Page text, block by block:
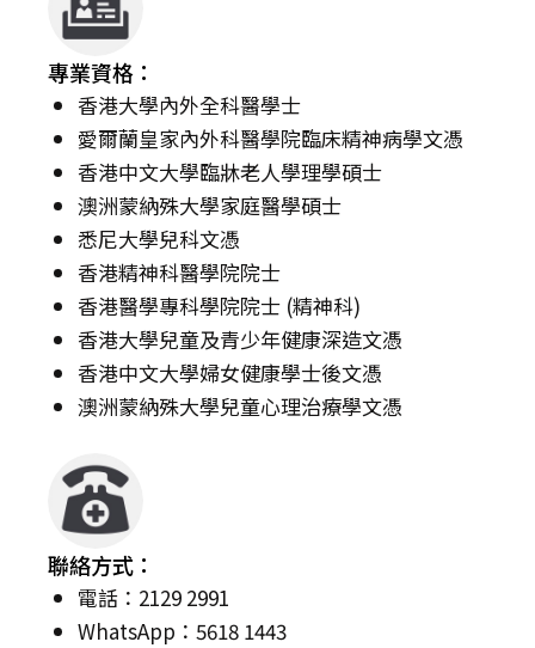
專業資格：
香港大學內外全科醫學士
愛爾蘭皇家內外科醫學院臨床精神病學文憑
香港中文大學臨牀老人學理學碩士
澳洲蒙納殊大學家庭醫學碩士
悉尼大學兒科文憑
香港精神科醫學院院士
香港醫學專科學院院士 (精神科)
香港大學兒童及青少年健康深造文憑
香港中文大學婦女健康學士後文憑
澳洲蒙納殊大學兒童心理治療學文憑
聯絡方式：
電話：2129 2991
WhatsApp：5618 1443